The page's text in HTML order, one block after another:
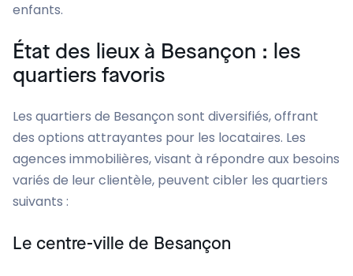
enfants.
État des lieux à Besançon : les
quartiers favoris
Les quartiers de Besançon sont diversifiés, offrant
des options attrayantes pour les locataires. Les
agences immobilières, visant à répondre aux besoins
variés de leur clientèle, peuvent cibler les quartiers
suivants :
Le centre-ville de Besançon